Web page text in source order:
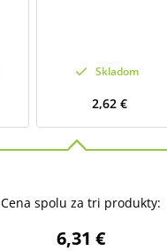
Skladom
2,62 €
Cena spolu za tri produkty:
6,31 €